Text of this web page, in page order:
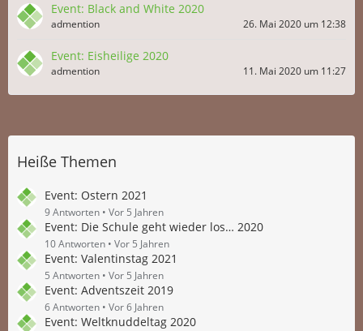
Event: Black and White 2020
admention 26. Mai 2020 um 12:38
Event: Eisheilige 2020
admention 11. Mai 2020 um 11:27
Heiße Themen
Event: Ostern 2021
9 Antworten Vor 5 Jahren
Event: Die Schule geht wieder los… 2020
10 Antworten Vor 5 Jahren
Event: Valentinstag 2021
5 Antworten Vor 5 Jahren
Event: Adventszeit 2019
6 Antworten Vor 6 Jahren
Event: Weltknuddeltag 2020